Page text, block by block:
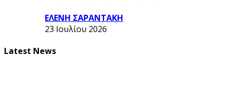
ΕΛΕΝΗ ΣΑΡΑΝΤΑΚΗ
23 Ιουλίου 2026
Latest News